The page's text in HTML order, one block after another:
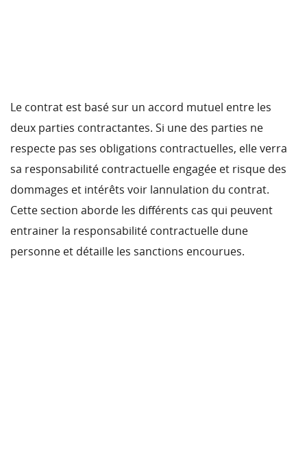
Le contrat est basé sur un accord mutuel entre les
deux parties contractantes. Si une des parties ne
respecte pas ses obligations contractuelles, elle verra
sa responsabilité contractuelle engagée et risque des
dommages et intérêts voir lannulation du contrat.
Cette section aborde les différents cas qui peuvent
entrainer la responsabilité contractuelle dune
personne et détaille les sanctions encourues.